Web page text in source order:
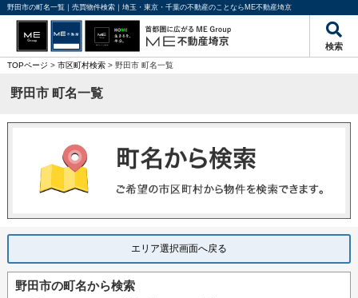
野田市の町名一覧｜売買物件検索｜埼玉・東京・千葉の不動産のことならME不動産埼京
検索
TOPページ > 市区町村検索> 野田市 町名一覧
野田市 町名一覧
エリア選択画面へ戻る
野田市の町名から検索